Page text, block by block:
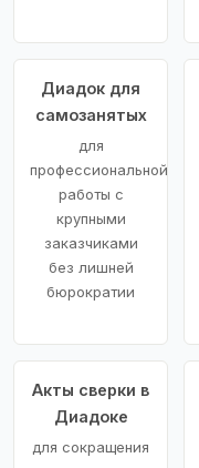
Диадок для
самозанятых
для
профессиональной
работы с
крупными
заказчиками
без лишней
бюрократии
Акты сверки в
Диадоке
для сокращения